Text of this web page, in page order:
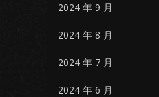
2024 年 9 月
2024 年 8 月
2024 年 7 月
2024 年 6 月